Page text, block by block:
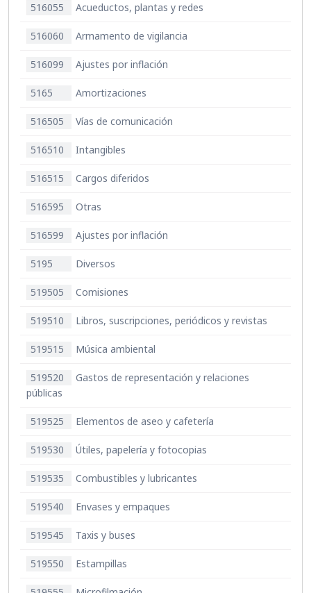
516055 Acueductos, plantas y redes
516060 Armamento de vigilancia
516099 Ajustes por inflación
5165 Amortizaciones
516505 Vías de comunicación
516510 Intangibles
516515 Cargos diferidos
516595 Otras
516599 Ajustes por inflación
5195 Diversos
519505 Comisiones
519510 Libros, suscripciones, periódicos y revistas
519515 Música ambiental
519520
Gastos de representación y relaciones
públicas
519525 Elementos de aseo y cafetería
519530 Útiles, papelería y fotocopias
519535 Combustibles y lubricantes
519540 Envases y empaques
519545 Taxis y buses
519550 Estampillas